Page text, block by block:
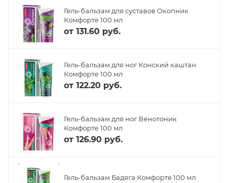
Гель-бальзам для суставов Окопник
Комфорте 100 мл
от 131.60 руб.
Гель-бальзам для ног Конский каштан
Комфорте 100 мл
от 122.20 руб.
Гель-бальзам для ног Венотоник
Комфорте 100 мл
от 126.90 руб.
Гель-бальзам Бадяга Комфорте 100 мл